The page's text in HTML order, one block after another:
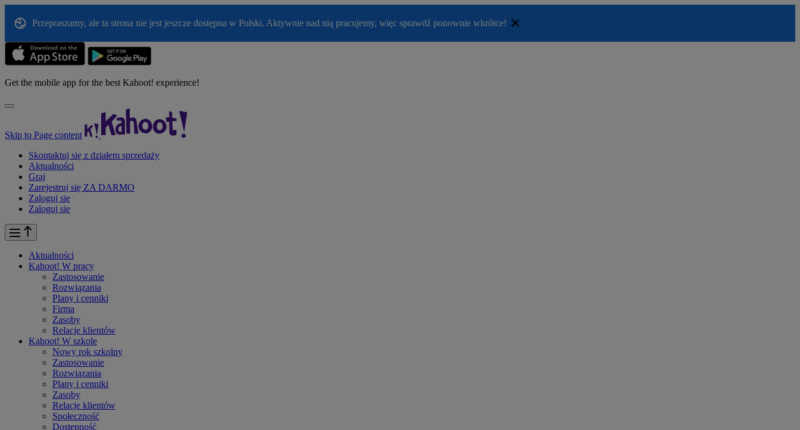
Przepraszamy, ale ta strona nie jest jeszcze dostępna w Polski. Aktywnie nad nią pracujemy, więc sprawdź ponownie wkrótce! ×
Get the mobile app for the best Kahoot! experience!
Skip to Page content
Skontaktuj się z działem sprzedaży
Aktualności
Graj
Zarejestruj się ZA DARMO
Zaloguj się
Zaloguj się
Aktualności
Kahoot! W pracy
Zastosowanie
Rozwiązania
Plany i cenniki
Firma
Zasoby
Relacje klientów
Kahoot! W szkole
Nowy rok szkolny
Zastosowanie
Rozwiązania
Plany i cenniki
Zasoby
Relacje klientów
Społeczność
Dostępność